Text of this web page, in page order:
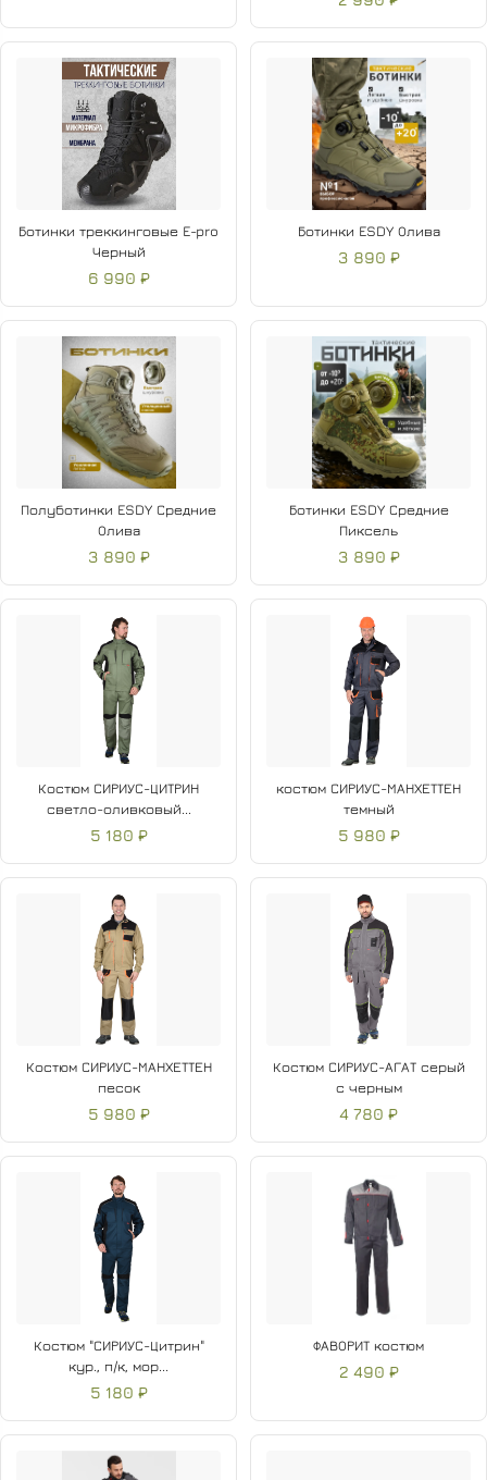
Ботинки треккинговые E-pro
Черный
6 990 ₽
Ботинки ESDY Олива
3 890 ₽
Полуботинки ESDY Средние
Олива
3 890 ₽
Ботинки ESDY Средние
Пиксель
3 890 ₽
Костюм СИРИУС-ЦИТРИН
светло-оливковый...
5 180 ₽
костюм СИРИУС-МАНХЕТТЕН
темный
5 980 ₽
Костюм СИРИУС-МАНХЕТТЕН
песок
5 980 ₽
Костюм СИРИУС-АГАТ серый
с черным
4 780 ₽
Костюм "СИРИУС-Цитрин"
кур., п/к, мор...
5 180 ₽
ФАВОРИТ костюм
2 490 ₽